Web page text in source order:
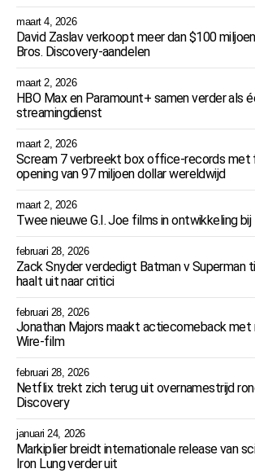
maart 4, 2026
David Zaslav verkoopt meer dan $100
Bros. Discovery-aandelen
maart 2, 2026
HBO Max en Paramount+ samen verder als
streamingdienst
maart 2, 2026
Scream 7 verbreekt box office-records met
opening van 97 miljoen dollar wereldwijd
maart 2, 2026
Twee nieuwe G.I. Joe films in ontwikkeling
februari 28, 2026
Zack Snyder verdedigt Batman v Superman
haalt uit naar critici
februari 28, 2026
Jonathan Majors maakt actiecomeback met
Wire-film
februari 28, 2026
Netflix trekt zich terug uit overnamestrijd
Discovery
januari 24, 2026
Markiplier breidt internationale release van
Iron Lung verder uit